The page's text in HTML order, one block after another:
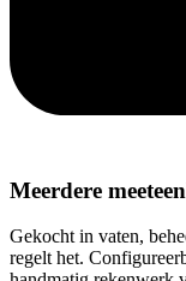
Meerdere
Gekocht in vaten,
regelt het.